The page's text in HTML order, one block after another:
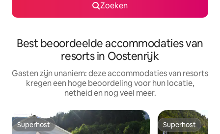
Zoeken
Best beoordeelde accommodaties van
resorts in Oostenrijk
Gasten zijn unaniem: deze accommodaties van resorts
kregen een hoge beoordeling voor hun locatie,
netheid en nog veel meer.
Superhost
Superhost Superhost
Superhost